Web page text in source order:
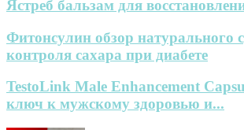
Ястреб бальзам для
Фитонсулин обзор натурального
контроля сахара при диабете
TestoLink Male Enhancement
ключ к мужскому здоровью и...